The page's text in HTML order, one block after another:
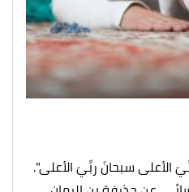
الأعلى سبحانَ ربِّيَ الأعلى".